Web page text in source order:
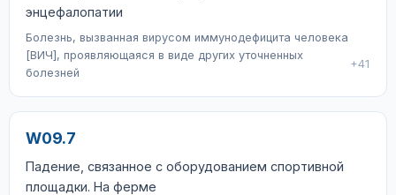
энцефалопатии
Болезнь, вызванная вирусом иммунодефицита человека
[ВИЧ], проявляющаяся в виде других уточненных
болезней
+41
W09.7
Падение, связанное с оборудованием спортивной
площадки. На ферме